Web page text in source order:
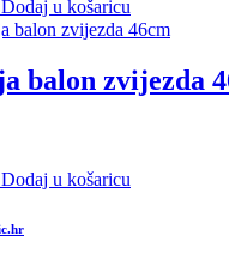
Dodaj u košaricu
balon zvijezda
Dodaj u košaricu